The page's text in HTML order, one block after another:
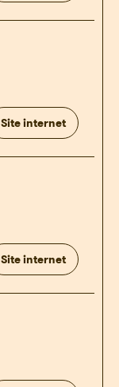
Site internet
Site internet